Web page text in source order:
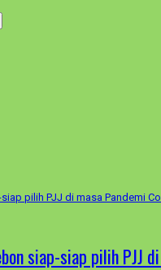
siap-siap pilih PJJ